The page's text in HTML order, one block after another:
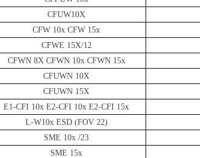
CFUW10X
CFW 10x CFW 15x
CFWE 15X/12
CFWN 8X CFWN 10x CFWN 15x
CFUWN 10X
CFUWN 15X
E1-CFI 10x E2-CFI 10x E2-CFI 15x
L-W10x ESD (FOV 22)
SME 10x /23
SME 15x